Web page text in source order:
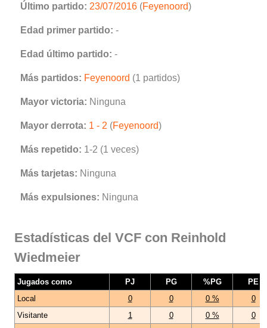
Último partido: 23/07/2016 (Feyenoord)
Edad primer partido: -
Edad último partido: -
Más partidos: Feyenoord (1 partidos)
Mayor victoria: Ninguna
Mayor derrota: 1 - 2 (Feyenoord)
Más repetido: 1-2 (1 veces)
Más tarjetas: Ninguna
Más expulsiones: Ninguna
Estadísticas del VCF con Reinhold
Wiedmeier
Jugados como PJ PG %PG
PE
Local
0 0 0 %
0
Visitante
1 0 0 %
0